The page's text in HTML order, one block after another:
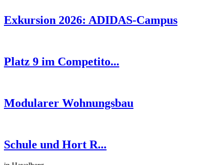
Exkursion 2026: ADIDAS-Campus
Platz 9 im Competito...
Modularer Wohnungsbau
Schule und Hort R...